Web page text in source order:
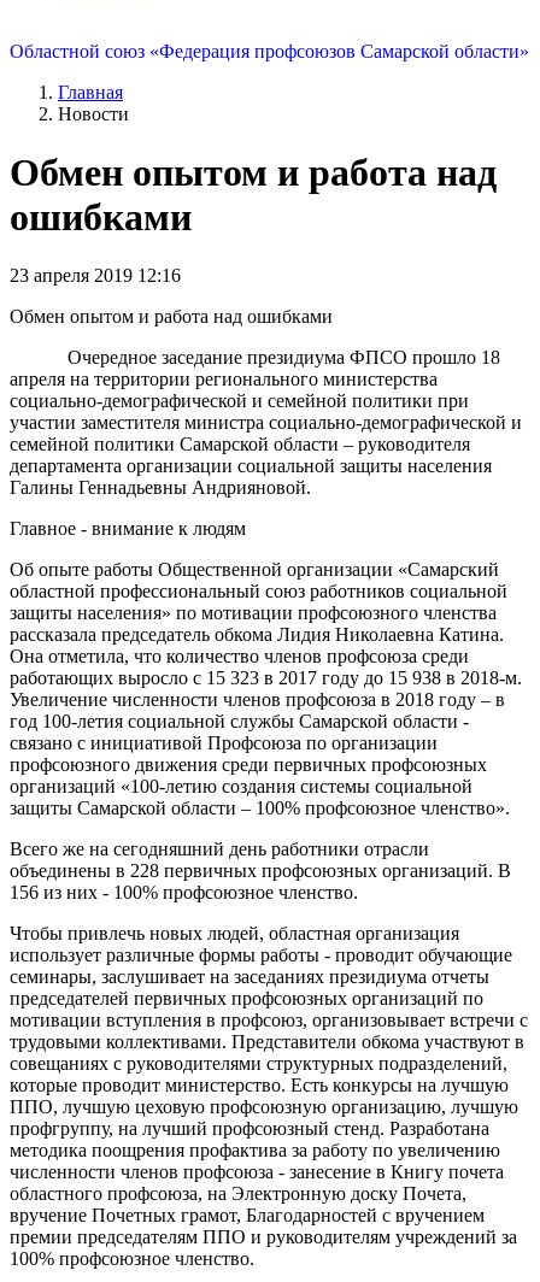
Областной союз «Федерация профсоюзов Самарской области»
Главная
Новости
Обмен опытом и работа над
ошибками
23 апреля 2019 12:16
Обмен опытом и работа над ошибками
Очередное заседание президиума ФПСО прошло 18
апреля на территории регионального министерства
социально-демографической и семейной политики при
участии заместителя министра социально-демографической и
семейной политики Самарской области – руководителя
департамента организации социальной защиты населения
Галины Геннадьевны Андрияновой.
Главное - внимание к людям
Об опыте работы Общественной организации «Самарский
областной профессиональный союз работников социальной
защиты населения» по мотивации профсоюзного членства
рассказала председатель обкома Лидия Николаевна Катина.
Она отметила, что количество членов профсоюза среди
работающих выросло с 15 323 в 2017 году до 15 938 в 2018-м.
Увеличение численности членов профсоюза в 2018 году – в
год 100-летия социальной службы Самарской области -
связано с инициативой Профсоюза по организации
профсоюзного движения среди первичных профсоюзных
организаций «100-летию создания системы социальной
защиты Самарской области – 100% профсоюзное членство».
Всего же на сегодняшний день работники отрасли
объединены в 228 первичных профсоюзных организаций. В
156 из них - 100% профсоюзное членство.
Чтобы привлечь новых людей, областная организация
использует различные формы работы - проводит обучающие
семинары, заслушивает на заседаниях президиума отчеты
председателей первичных профсоюзных организаций по
мотивации вступления в профсоюз, организовывает встречи с
трудовыми коллективами. Представители обкома участвуют в
совещаниях с руководителями структурных подразделений,
которые проводит министерство. Есть конкурсы на лучшую
ППО, лучшую цеховую профсоюзную организацию, лучшую
профгруппу, на лучший профсоюзный стенд. Разработана
методика поощрения профактива за работу по увеличению
численности членов профсоюза - занесение в Книгу почета
областного профсоюза, на Электронную доску Почета,
вручение Почетных грамот, Благодарностей с вручением
премии председателям ППО и руководителям учреждений за
100% профсоюзное членство.